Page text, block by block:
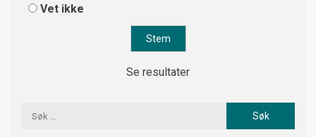
Vet ikke
Se resultater